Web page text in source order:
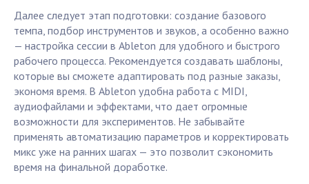
Далее следует этап подготовки: создание базового
темпа, подбор инструментов и звуков, а особенно важно
— настройка сессии в Ableton для удобного и быстрого
рабочего процесса. Рекомендуется создавать шаблоны,
которые вы сможете адаптировать под разные заказы,
экономя время. В Ableton удобна работа с MIDI,
аудиофайлами и эффектами, что дает огромные
возможности для экспериментов. Не забывайте
применять автоматизацию параметров и корректировать
микс уже на ранних шагах — это позволит сэкономить
время на финальной доработке.